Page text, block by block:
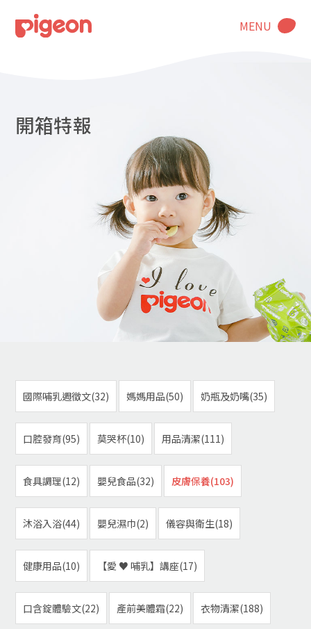
MENU
開箱特報
國際哺乳週徵文(32) 媽媽用品(50) 奶瓶及奶嘴(35)
口腔發育(95) 莫哭杯(10) 用品清潔(111)
食具調理(12) 嬰兒食品(32) 皮膚保養(103)
沐浴入浴(44) 嬰兒濕巾(2) 儀容與衛生(18)
健康用品(10) 【愛 ♥ 哺乳】講座(17)
口含錠體驗文(22) 產前美體霜(22) 衣物清潔(188)